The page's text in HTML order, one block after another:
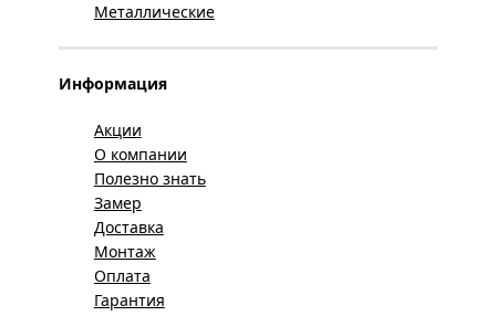
Металлические
Информация
Акции
О компании
Полезно знать
Замер
Доставка
Монтаж
Оплата
Гарантия